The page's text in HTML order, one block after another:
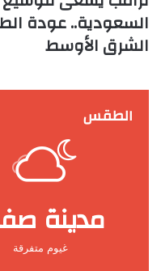
السعودية.. عودة
الشرق الأوسط
الطقس
مدينة
غيوم متفرقة